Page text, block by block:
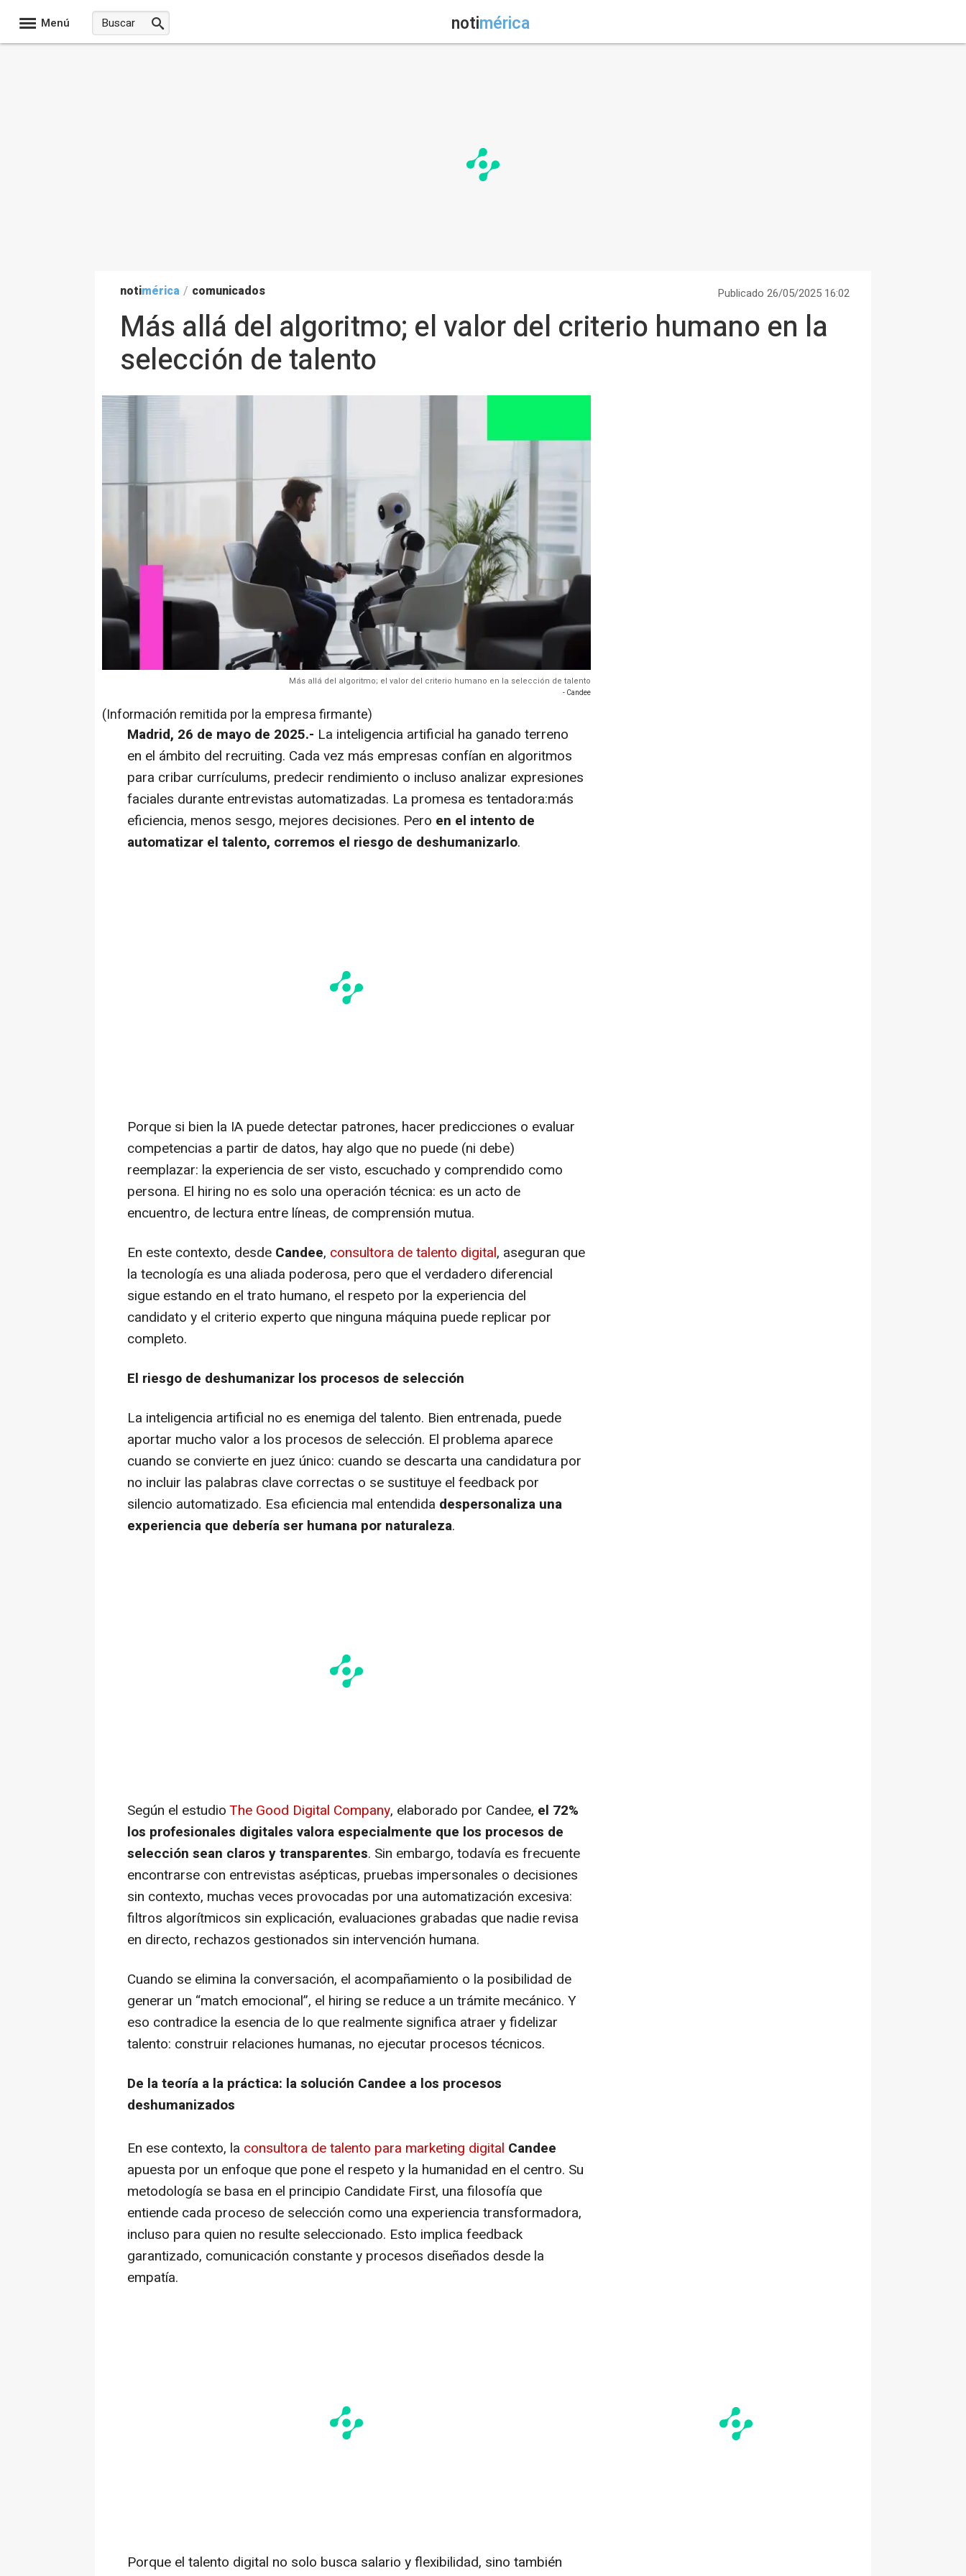
Menú notimérica
notimérica / comunicados Publicado 26/05/2025 16:02
Más allá del algoritmo; el valor del criterio humano en la
selección de talento
Más allá del algoritmo; el valor del criterio humano en la selección de talento
- Candee
(Información remitida por la empresa firmante)
Madrid, 26 de mayo de 2025.- La inteligencia artificial ha ganado terreno
en el ámbito del recruiting. Cada vez más empresas confían en algoritmos
para cribar currículums, predecir rendimiento o incluso analizar expresiones
faciales durante entrevistas automatizadas. La promesa es tentadora:más
eficiencia, menos sesgo, mejores decisiones. Pero en el intento de
automatizar el talento, corremos el riesgo de deshumanizarlo.
Porque si bien la IA puede detectar patrones, hacer predicciones o evaluar
competencias a partir de datos, hay algo que no puede (ni debe)
reemplazar: la experiencia de ser visto, escuchado y comprendido como
persona. El hiring no es solo una operación técnica: es un acto de
encuentro, de lectura entre líneas, de comprensión mutua.
En este contexto, desde Candee, consultora de talento digital, aseguran que
la tecnología es una aliada poderosa, pero que el verdadero diferencial
sigue estando en el trato humano, el respeto por la experiencia del
candidato y el criterio experto que ninguna máquina puede replicar por
completo.
El riesgo de deshumanizar los procesos de selección
La inteligencia artificial no es enemiga del talento. Bien entrenada, puede
aportar mucho valor a los procesos de selección. El problema aparece
cuando se convierte en juez único: cuando se descarta una candidatura por
no incluir las palabras clave correctas o se sustituye el feedback por
silencio automatizado. Esa eficiencia mal entendida despersonaliza una
experiencia que debería ser humana por naturaleza.
Según el estudioThe Good Digital Company, elaborado por Candee, el 72%
los profesionales digitales valora especialmente que los procesos de
selección sean claros y transparentes. Sin embargo, todavía es frecuente
encontrarse con entrevistas asépticas, pruebas impersonales o decisiones
sin contexto, muchas veces provocadas por una automatización excesiva:
filtros algorítmicos sin explicación, evaluaciones grabadas que nadie revisa
en directo, rechazos gestionados sin intervención humana.
Cuando se elimina la conversación, el acompañamiento o la posibilidad de
generar un “match emocional”, el hiring se reduce a un trámite mecánico. Y
eso contradice la esencia de lo que realmente significa atraer y fidelizar
talento: construir relaciones humanas, no ejecutar procesos técnicos.
De la teoría a la práctica: la solución Candee a los procesos
deshumanizados
En ese contexto, la consultora de talento para marketing digital Candee
apuesta por un enfoque que pone el respeto y la humanidad en el centro. Su
metodología se basa en el principio Candidate First, una filosofía que
entiende cada proceso de selección como una experiencia transformadora,
incluso para quien no resulte seleccionado. Esto implica feedback
garantizado, comunicación constante y procesos diseñados desde la
empatía.
Porque el talento digital no solo busca salario y flexibilidad, sino también